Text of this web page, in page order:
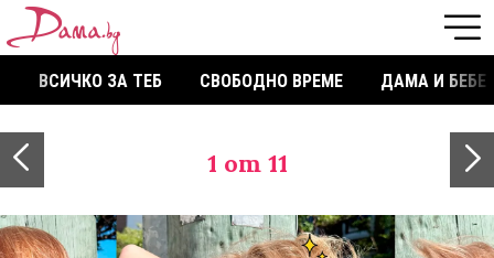
ВСИЧКО ЗА ТЕБ СВОБОДНО ВРЕМЕ ДАМА И БЕБЕ
1 от 11